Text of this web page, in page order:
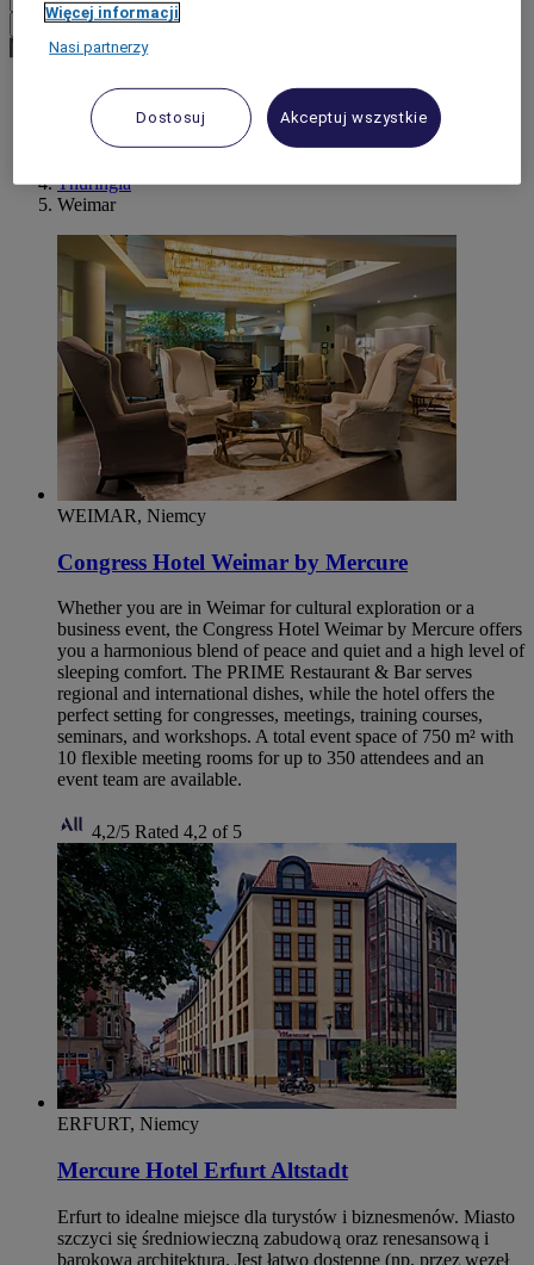
Potwierdź walutę
World
Europe
Thuringia
Weimar
WEIMAR, Niemcy
Congress Hotel Weimar by Mercure
Whether you are in Weimar for cultural exploration or a
business event, the Congress Hotel Weimar by Mercure offers
you a harmonious blend of peace and quiet and a high level of
sleeping comfort. The PRIME Restaurant & Bar serves
regional and international dishes, while the hotel offers the
perfect setting for congresses, meetings, training courses,
seminars, and workshops. A total event space of 750 m² with
10 flexible meeting rooms for up to 350 attendees and an
event team are available.
4,2/5 Rated 4,2 of 5
ERFURT, Niemcy
Mercure Hotel Erfurt Altstadt
Erfurt to idealne miejsce dla turystów i biznesmenów. Miasto
szczyci się średniowieczną zabudową oraz renesansową i
barokową architekturą. Jest łatwo dostępne (np. przez węzeł
Więcej informacji
Nasi partnerzy
Dostosuj Akceptuj wszystkie